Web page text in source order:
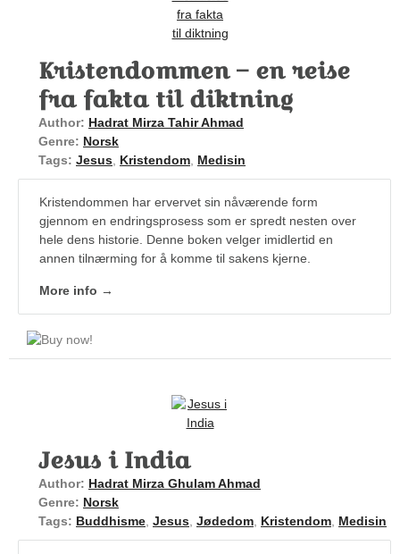
Kristendommen – en reise
fra fakta til diktning
Author: Hadrat Mirza Tahir Ahmad
Genre: Norsk
Tags: Jesus, Kristendom, Medisin
Kristendommen har ervervet sin nåværende form
gjennom en endringsprosess som er spredt nesten over
hele dens historie. Denne boken velger imidlertid en
annen tilnærming for å komme til sakens kjerne.
More info →
Jesus i India
Author: Hadrat Mirza Ghulam Ahmad
Genre: Norsk
Tags: Buddhisme Jesus Jødedom Kristendom Medisin